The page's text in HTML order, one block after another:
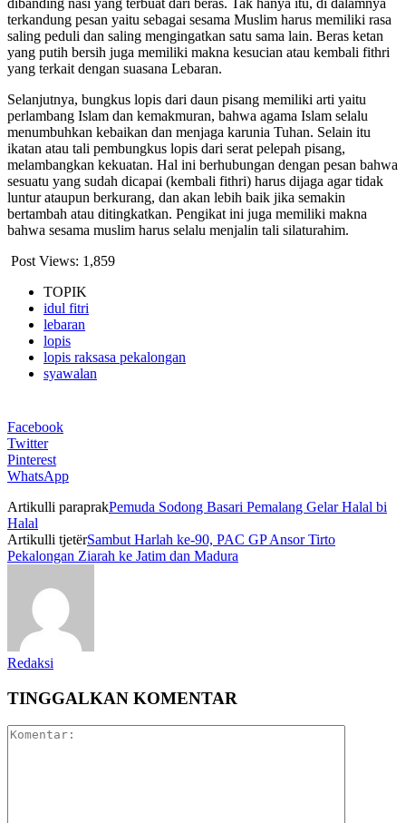
terkandung pesan yaitu sebagai sesama Muslim harus memiliki rasa
saling peduli dan saling mengingatkan satu sama lain. Beras ketan
yang putih bersih juga memiliki makna kesucian atau kembali fithri
yang terkait dengan suasana Lebaran.
Selanjutnya, bungkus lopis dari daun pisang memiliki arti yaitu
perlambang Islam dan kemakmuran, bahwa agama Islam selalu
menumbuhkan kebaikan dan menjaga karunia Tuhan. Selain itu
ikatan atau tali pembungkus lopis dari serat pelepah pisang,
melambangkan kekuatan. Hal ini berhubungan dengan pesan bahwa
sesuatu yang sudah dicapai (kembali fithri) harus dijaga agar tidak
luntur ataupun berkurang, dan akan lebih baik jika semakin
bertambah atau ditingkatkan. Pengikat ini juga memiliki makna
bahwa sesama muslim harus selalu menjalin tali silaturahim.
Post Views: 1,859
TOPIK
idul fitri
lebaran
lopis
lopis raksasa pekalongan
syawalan
Facebook
Twitter
Pinterest
WhatsApp
Artikulli paraprakPemuda Sodong Basari Pemalang Gelar Halal bi
Halal
Artikulli tjetërSambut Harlah ke-90, PAC GP Ansor Tirto
Pekalongan Ziarah ke Jatim dan Madura
Redaksi
TINGGALKAN KOMENTAR